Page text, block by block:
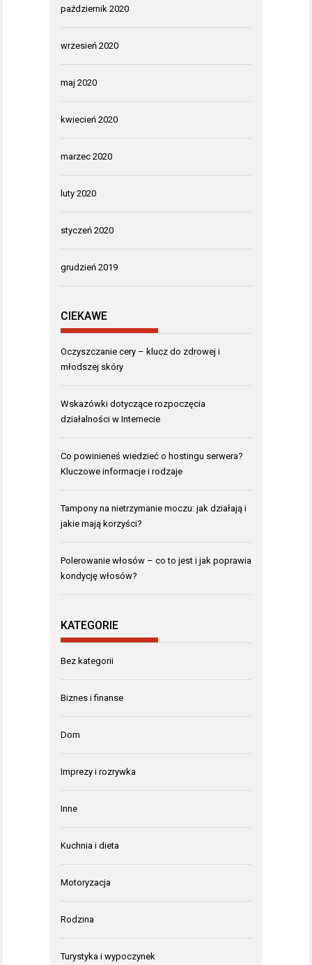
październik 2020
wrzesień 2020
maj 2020
kwiecień 2020
marzec 2020
luty 2020
styczeń 2020
grudzień 2019
CIEKAWE
Oczyszczanie cery – klucz do zdrowej i
młodszej skóry
Wskazówki dotyczące rozpoczęcia
działalności w Internecie
Co powinieneś wiedzieć o hostingu serwera?
Kluczowe informacje i rodzaje
Tampony na nietrzymanie moczu: jak działają i
jakie mają korzyści?
Polerowanie włosów – co to jest i jak poprawia
kondycję włosów?
KATEGORIE
Bez kategorii
Biznes i finanse
Dom
Imprezy i rozrywka
Inne
Kuchnia i dieta
Motoryzacja
Rodzina
Turystyka i wypoczynek